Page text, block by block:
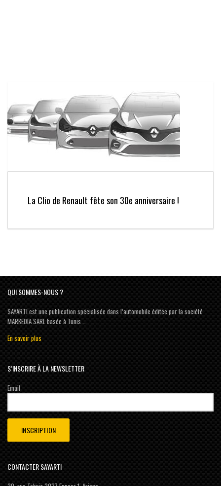
La Clio de Renault fête son 30e anniversaire !
QUI SOMMES-NOUS ?
SAYARTI est une publication spécialisée dans l’automobile éditée par la société
MARKEDIA SARL basée à Tunis …
En savoir plus
S’INSCRIRE À LA NEWSLETTER
Email
CONTACTER SAYARTI